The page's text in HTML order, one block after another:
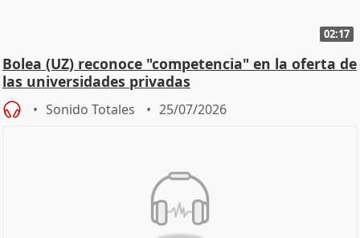
02:17
Bolea (UZ) reconoce "competencia" en la oferta de
las universidades privadas
Sonido Totales 25/07/2026